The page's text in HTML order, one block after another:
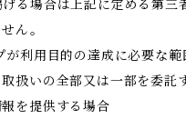
る場合は上記に定める第三
ん。
が利用目的の達成に必要な範
扱いの全部又は一部を委託
を提供する場合